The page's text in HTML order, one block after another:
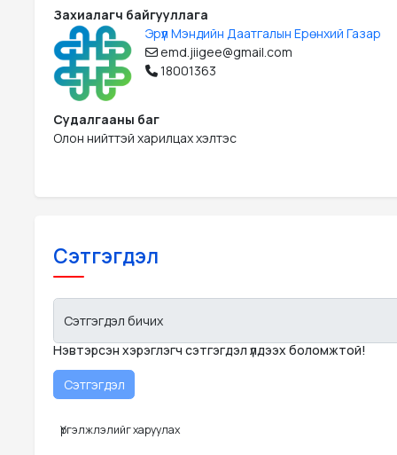
Захиалагч байгууллага
Эрүүл Мэндийн Даатгалын Ерөнхий Газар
emd.jiigee@gmail.com
18001363
Судалгааны баг
Олон нийттэй харилцах хэлтэс
Сэтгэгдэл
Сэтгэгдэл бичих
Нэвтэрсэн хэрэглэгч сэтгэгдэл үлдээх боломжтой!
Үргэлжлэлийг харуулах